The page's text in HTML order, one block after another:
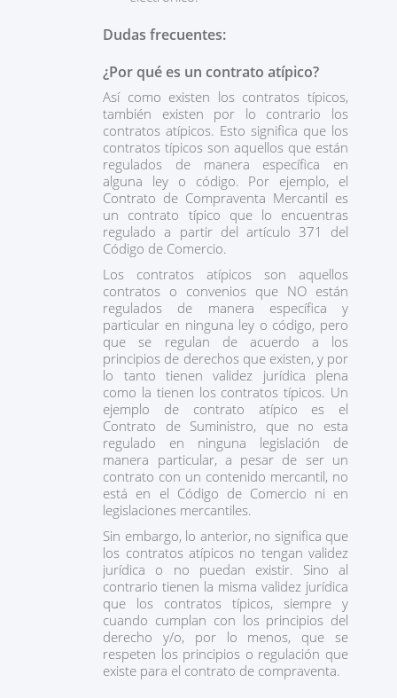
Dudas frecuentes:
¿Por qué es un contrato atípico?
Así como existen los contratos típicos,
también existen por lo contrario los
contratos atípicos. Esto significa que los
contratos típicos son aquellos que están
regulados de manera específica en
alguna ley o código. Por ejemplo, el
Contrato de Compraventa Mercantil es
un contrato típico que lo encuentras
regulado a partir del artículo 371 del
Código de Comercio.
Los contratos atípicos son aquellos
contratos o convenios que NO están
regulados de manera específica y
particular en ninguna ley o código, pero
que se regulan de acuerdo a los
principios de derechos que existen, y por
lo tanto tienen validez jurídica plena
como la tienen los contratos típicos. Un
ejemplo de contrato atípico es el
Contrato de Suministro, que no esta
regulado en ninguna legislación de
manera particular, a pesar de ser un
contrato con un contenido mercantil, no
está en el Código de Comercio ni en
legislaciones mercantiles.
Sin embargo, lo anterior, no significa que
los contratos atípicos no tengan validez
jurídica o no puedan existir. Sino al
contrario tienen la misma validez jurídica
que los contratos típicos, siempre y
cuando cumplan con los principios del
derecho y/o, por lo menos, que se
respeten los principios o regulación que
existe para el contrato de compraventa.